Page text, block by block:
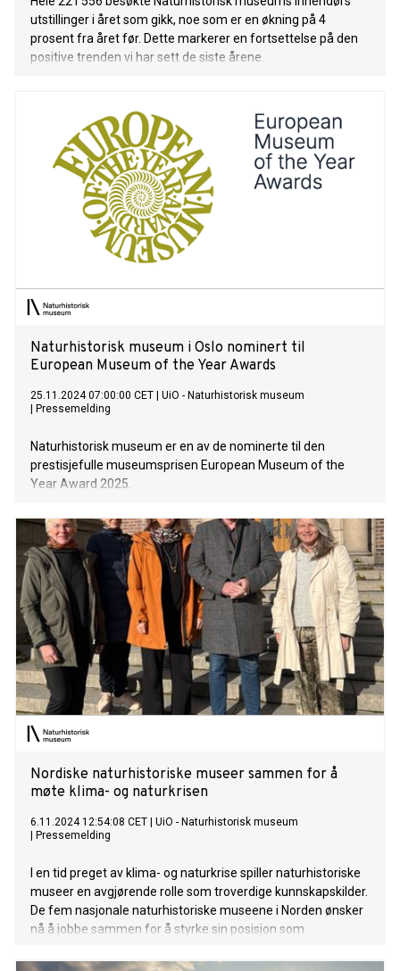
utstillinger i året som gikk, noe som er en økning på 4
prosent fra året før. Dette markerer en fortsettelse på den
positive trenden vi har sett de siste årene.
Naturhistorisk museum i Oslo nominert til
European Museum of the Year Awards
25.11.2024 07:00:00 CET
UiO - Naturhistorisk museum
Pressemelding
Naturhistorisk museum er en av de nominerte til den
prestisjefulle museumsprisen European Museum of the
Year Award 2025.
Nordiske naturhistoriske museer sammen for å
møte klima- og naturkrisen
6.11.2024 12:54:08 CET
UiO - Naturhistorisk museum
Pressemelding
I en tid preget av klima- og naturkrise spiller naturhistoriske
museer en avgjørende rolle som troverdige kunnskapskilder.
De fem nasjonale naturhistoriske museene i Norden ønsker
nå å jobbe sammen for å styrke sin posisjon som